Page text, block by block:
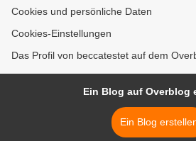
Cookies und persönliche Daten
Cookies-Einstellungen
Das Profil von beccatestet auf dem
Ein Blog auf Overblog
Ein Blog